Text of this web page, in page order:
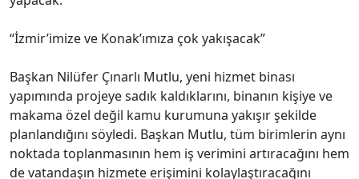
gezen Konak Belediyesi Meclis Üyeleri, hızlı ilerleyen
çalışmaları övgüyle karşıladı. Yüklenici firmanın mimarı
ve belediyenin teknik ekiplerinden detaylı bilgi alan
meclis üyeleri, binanın 7. katında yer alan meclis salonu
ve grup odalarını inceledi. Meclis üyelerinin büyük
beğenisini toplayan katta, yaklaşık 240 metrekarelik bir